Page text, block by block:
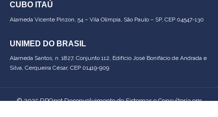
CUBO ITAÚ
Alameda Vicente Pinzon, 54 – Vila Olímpia, São Paulo – SP, CEP 04547-130
UNIMED DO BRASIL
Alameda Santos, n. 1827, Conjunto 112, Edifício José Bonifácio de Andrada e
Silva, Cerqueira César, CEP 01419-909
© 2025 DPOnet Desenvolvimento de Sistemas e Consultoria em